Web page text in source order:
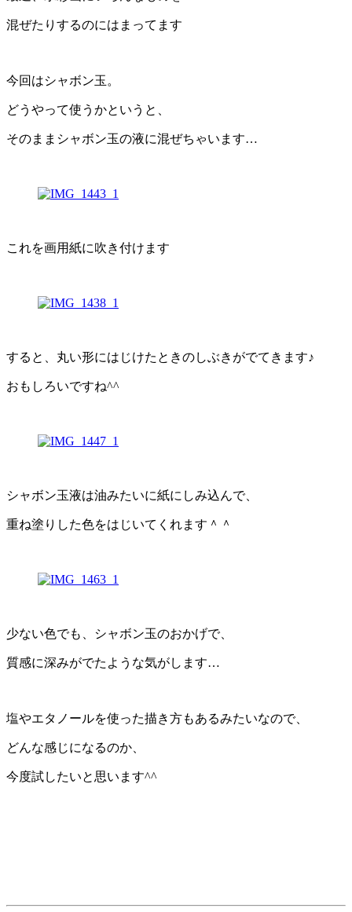
混ぜたりするのにはまってます
今回はシャボン玉。
どうやって使うかというと、
そのままシャボン玉の液に混ぜちゃいます…
これを画用紙に吹き付けます
すると、丸い形にはじけたときのしぶきがでてきます♪
おもしろいですね^^
シャボン玉液は油みたいに紙にしみ込んで、
重ね塗りした色をはじいてくれます＾＾
少ない色でも、シャボン玉のおかげで、
質感に深みがでたような気がします…
塩やエタノールを使った描き方もあるみたいなので、
どんな感じになるのか、
今度試したいと思います^^